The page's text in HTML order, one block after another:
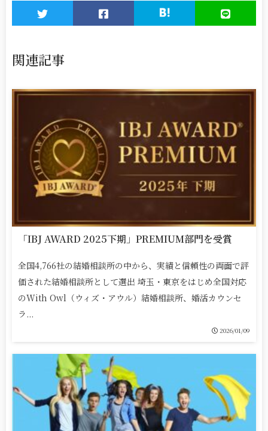
関連記事
「IBJ AWARD 2025下期」PREMIUM部門を受賞
全国4,766社の結婚相談所の中から、実績と信頼性の両面で評
価された結婚相談所として選出 埼玉・東京をはじめ全国対応
のWith Owl（ウィズ・アウル）結婚相談所、婚活カウンセ
ラ...
2026/01/09